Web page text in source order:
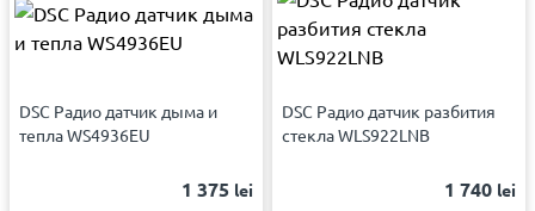
DSC Радио датчик дыма и
тепла WS4936EU
1 375 lei
DSC Радио датчик разбития
стекла WLS922LNB
1 740 lei